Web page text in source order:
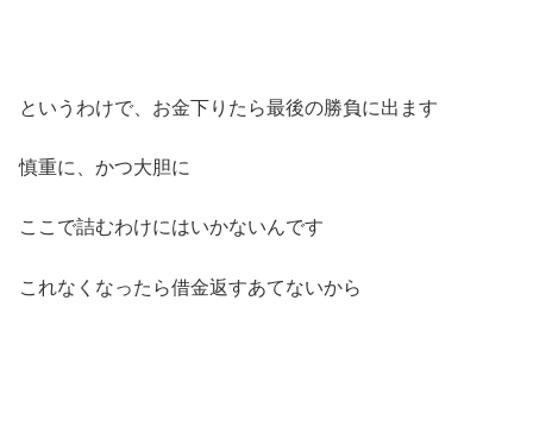
というわけで、お金下りたら最後の勝負に出ます
慎重に、かつ大胆に
ここで詰むわけにはいかないんです
これなくなったら借金返すあてないから